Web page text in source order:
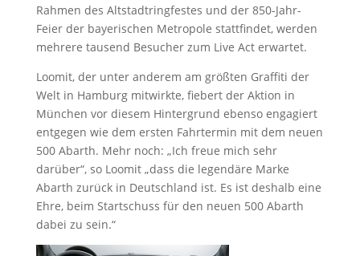
Rahmen des Altstadtringfestes und der 850-Jahr-
Feier der bayerischen Metropole stattfindet, werden
mehrere tausend Besucher zum Live Act erwartet.
Loomit, der unter anderem am größten Graffiti der
Welt in Hamburg mitwirkte, fiebert der Aktion in
München vor diesem Hintergrund ebenso engagiert
entgegen wie dem ersten Fahrtermin mit dem neuen
500 Abarth. Mehr noch: „Ich freue mich sehr
darüber“, so Loomit „dass die legendäre Marke
Abarth zurück in Deutschland ist. Es ist deshalb eine
Ehre, beim Startschuss für den neuen 500 Abarth
dabei zu sein.“